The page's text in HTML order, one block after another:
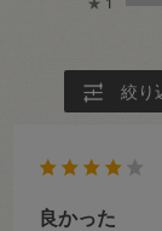
絞り
良かった